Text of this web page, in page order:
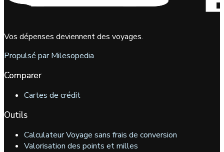
Vos dépenses deviennent des voyages.
Propulsé par Milesopedia
Comparer
Cartes de crédit
Outils
Calculateur Voyage sans frais de conversion
Valorisation des points et milles